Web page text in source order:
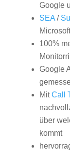
Google
SEA/
100%
Google
MitCall
über
kommt